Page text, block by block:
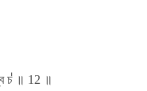
চ॑ ॥ 12 ॥